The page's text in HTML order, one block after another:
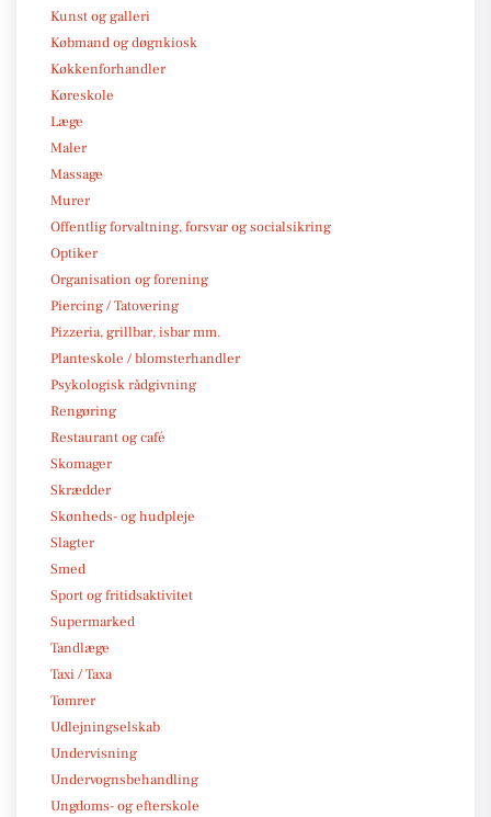
Kunst og galleri
Købmand og døgnkiosk
Køkkenforhandler
Køreskole
Læge
Maler
Massage
Murer
Offentlig forvaltning, forsvar og socialsikring
Optiker
Organisation og forening
Piercing / Tatovering
Pizzeria, grillbar, isbar mm.
Planteskole / blomsterhandler
Psykologisk rådgivning
Rengøring
Restaurant og café
Skomager
Skrædder
Skønheds- og hudpleje
Slagter
Smed
Sport og fritidsaktivitet
Supermarked
Tandlæge
Taxi / Taxa
Tømrer
Udlejningselskab
Undervisning
Undervognsbehandling
Ungdoms- og efterskole